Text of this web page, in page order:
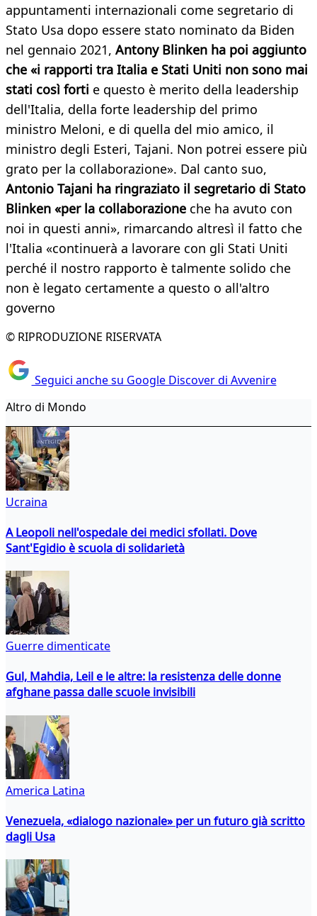
appuntamenti internazionali come segretario di
Stato Usa dopo essere stato nominato da Biden
nel gennaio 2021, Antony Blinken ha poi aggiunto
che «i rapporti tra Italia e Stati Uniti non sono mai
stati così forti e questo è merito della leadership
dell'Italia, della forte leadership del primo
ministro Meloni, e di quella del mio amico, il
ministro degli Esteri, Tajani. Non potrei essere più
grato per la collaborazione». Dal canto suo,
Antonio Tajani ha ringraziato il segretario di Stato
Blinken «per la collaborazione che ha avuto con
noi in questi anni», rimarcando altresì il fatto che
l'Italia «continuerà a lavorare con gli Stati Uniti
perché il nostro rapporto è talmente solido che
non è legato certamente a questo o all'altro
governo
© RIPRODUZIONE RISERVATA
Seguici anche su Google Discover di Avvenire
Altro di Mondo
Ucraina
A Leopoli nell'ospedale dei medici sfollati. Dove
Sant'Egidio è scuola di solidarietà
Guerre dimenticate
Gul, Mahdia, Leil e le altre: la resistenza delle donne
afghane passa dalle scuole invisibili
America Latina
Venezuela, «dialogo nazionale» per un futuro già scritto
dagli Usa